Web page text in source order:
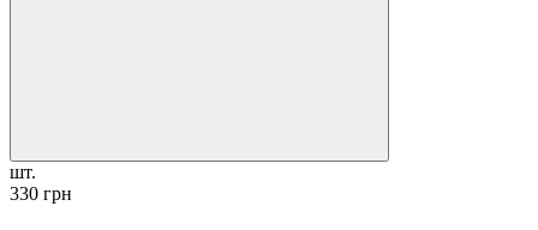
шт.
330 грн